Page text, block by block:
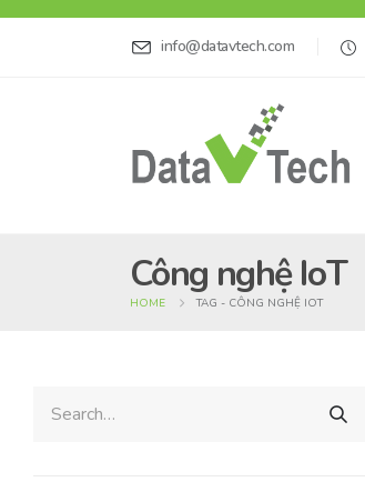
info@datavtech.com
Công nghệ IoT
HOME TAG - CÔNG NGHỆ IOT